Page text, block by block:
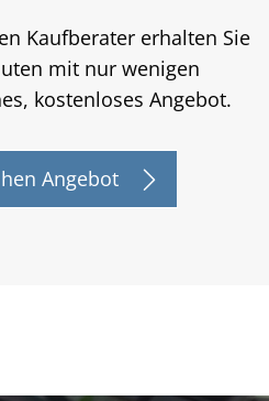
Kaufberater erhalten Sie
mit nur wenigen
kostenloses Angebot.
Angebot